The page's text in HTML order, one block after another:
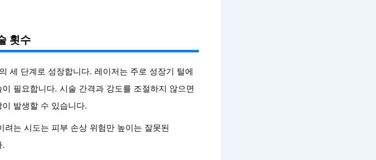
횟수
세 단계로 성장합니다. 레이저는 주로 성장기 털에
필요합니다. 시술 간격과 강도를 조절하지 않으면
발생할 수 있습니다.
려는 시도는 피부 손상 위험만 높이는 잘못된
.